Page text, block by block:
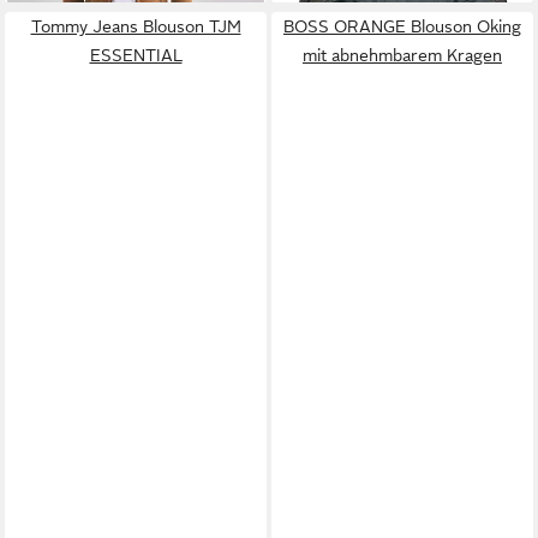
Tommy Jeans Blouson TJM
ESSENTIAL
BOSS ORANGE Blouson Oking
mit abnehmbarem Kragen